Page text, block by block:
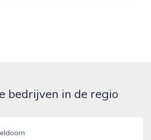
bedrijven in de regio